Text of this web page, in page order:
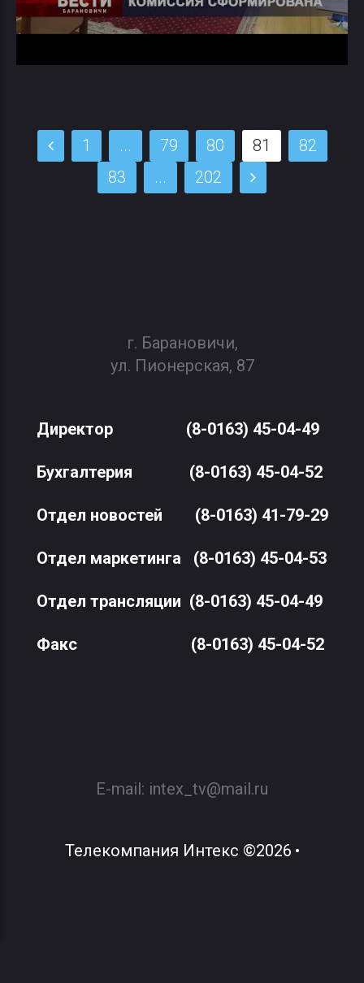
1 ... 79 80 81
82
83
... 202
г. Барановичи,
ул. Пионерская, 87
Директор (8-0163) 45-04-49
Бухгалтерия (8-0163) 45-04-52
Отдел новостей (8-0163) 41-79-29
Отдел маркетинга (8-0163) 45-04-53
Отдел трансляции (8-0163) 45-04-49
Факс(8-0163) 45-04-52
E-mail: intex_tv@mail.ru
Телекомпания Интекс ©2026